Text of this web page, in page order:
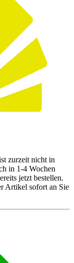
zurzeit nicht in
in 1-4 Wochen
jetzt bestellen.
Artikel sofort an Sie